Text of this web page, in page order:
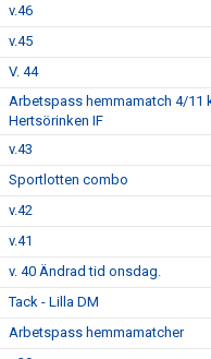
v.46
v.45
V. 44
Arbetspass hemmamatch 4/11
Hertsörinken IF
v.43
Sportlotten combo
v.42
v.41
v. 40 Ändrad tid onsdag.
Tack - Lilla DM
Arbetspass hemmamatcher